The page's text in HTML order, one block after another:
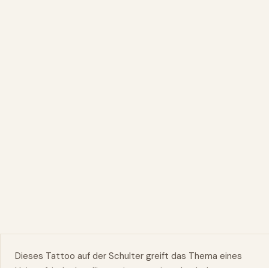
Dieses Tattoo auf der Schulter greift das Thema eines